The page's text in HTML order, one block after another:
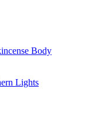
Body
Lights